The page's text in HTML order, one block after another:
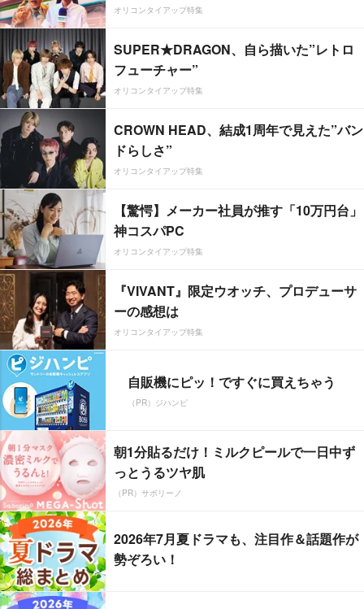
オリコンタイアップ特集
SUPER★DRAGON、自ら描いた”レトロ
フューチャー”
オリコンタイアップ特集
CROWN HEAD、結成1周年で見えた”バン
ドらしさ”
オリコンタイアップ特集
【驚愕】メーカー社員が推す「10万円台」
神コスパPC
オリコンタイアップ特集
『VIVANT』限定ウオッチ、プロデューサ
ーの感想は
オリコンタイアップ特集
自販機にピッ！ですぐに買えちゃう
（PR）ジハンピ
朝1分貼るだけ！ミルクピールで一日中ず
っとうるツヤ肌
（PR）サボリーノ
2026年7月夏ドラマも、注目作＆話題作が
勢ぞろい！